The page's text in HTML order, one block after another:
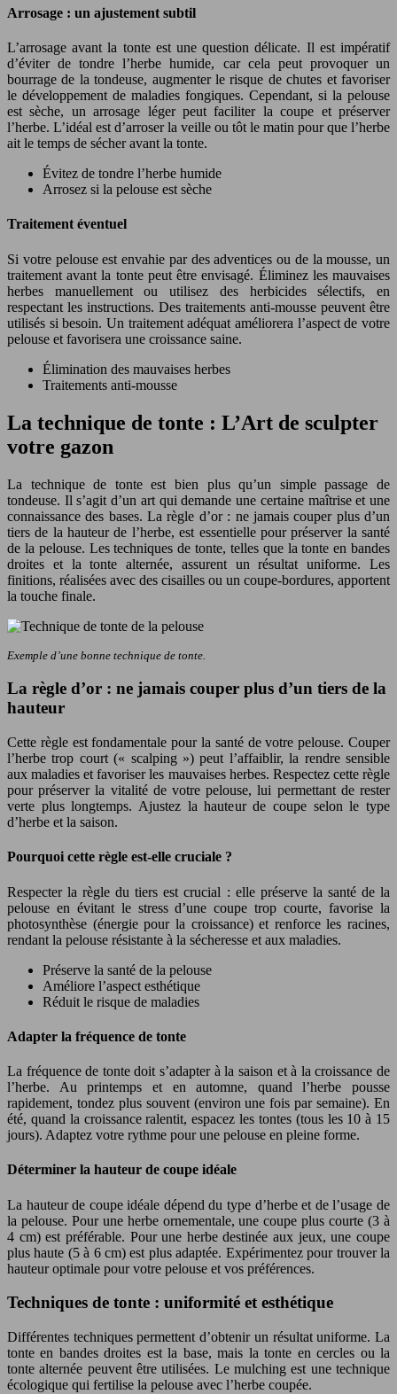
Arrosage : un ajustement subtil
L’arrosage avant la tonte est une question délicate. Il est impératif
d’éviter de tondre l’herbe humide, car cela peut provoquer un
bourrage de la tondeuse, augmenter le risque de chutes et favoriser
le développement de maladies fongiques. Cependant, si la pelouse
est sèche, un arrosage léger peut faciliter la coupe et préserver
l’herbe. L’idéal est d’arroser la veille ou tôt le matin pour que l’herbe
ait le temps de sécher avant la tonte.
Évitez de tondre l’herbe humide
Arrosez si la pelouse est sèche
Traitement éventuel
Si votre pelouse est envahie par des adventices ou de la mousse, un
traitement avant la tonte peut être envisagé. Éliminez les mauvaises
herbes manuellement ou utilisez des herbicides sélectifs, en
respectant les instructions. Des traitements anti-mousse peuvent être
utilisés si besoin. Un traitement adéquat améliorera l’aspect de votre
pelouse et favorisera une croissance saine.
Élimination des mauvaises herbes
Traitements anti-mousse
La technique de tonte : L’Art de sculpter
votre gazon
La technique de tonte est bien plus qu’un simple passage de
tondeuse. Il s’agit d’un art qui demande une certaine maîtrise et une
connaissance des bases. La règle d’or : ne jamais couper plus d’un
tiers de la hauteur de l’herbe, est essentielle pour préserver la santé
de la pelouse. Les techniques de tonte, telles que la tonte en bandes
droites et la tonte alternée, assurent un résultat uniforme. Les
finitions, réalisées avec des cisailles ou un coupe-bordures, apportent
la touche finale.
Exemple d’une bonne technique de tonte.
La règle d’or : ne jamais couper plus d’un tiers de la
hauteur
Cette règle est fondamentale pour la santé de votre pelouse. Couper
l’herbe trop court (« scalping ») peut l’affaiblir, la rendre sensible
aux maladies et favoriser les mauvaises herbes. Respectez cette règle
pour préserver la vitalité de votre pelouse, lui permettant de rester
verte plus longtemps. Ajustez la hauteur de coupe selon le type
d’herbe et la saison.
Pourquoi cette règle est-elle cruciale ?
Respecter la règle du tiers est crucial : elle préserve la santé de la
pelouse en évitant le stress d’une coupe trop courte, favorise la
photosynthèse (énergie pour la croissance) et renforce les racines,
rendant la pelouse résistante à la sécheresse et aux maladies.
Préserve la santé de la pelouse
Améliore l’aspect esthétique
Réduit le risque de maladies
Adapter la fréquence de tonte
La fréquence de tonte doit s’adapter à la saison et à la croissance de
l’herbe. Au printemps et en automne, quand l’herbe pousse
rapidement, tondez plus souvent (environ une fois par semaine). En
été, quand la croissance ralentit, espacez les tontes (tous les 10 à 15
jours). Adaptez votre rythme pour une pelouse en pleine forme.
Déterminer la hauteur de coupe idéale
La hauteur de coupe idéale dépend du type d’herbe et de l’usage de
la pelouse. Pour une herbe ornementale, une coupe plus courte (3 à
4 cm) est préférable. Pour une herbe destinée aux jeux, une coupe
plus haute (5 à 6 cm) est plus adaptée. Expérimentez pour trouver la
hauteur optimale pour votre pelouse et vos préférences.
Techniques de tonte : uniformité et esthétique
Différentes techniques permettent d’obtenir un résultat uniforme. La
tonte en bandes droites est la base, mais la tonte en cercles ou la
tonte alternée peuvent être utilisées. Le mulching est une technique
écologique qui fertilise la pelouse avec l’herbe coupée.